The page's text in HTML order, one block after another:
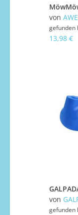
von
gefunden
13,98 €
von
gefunden